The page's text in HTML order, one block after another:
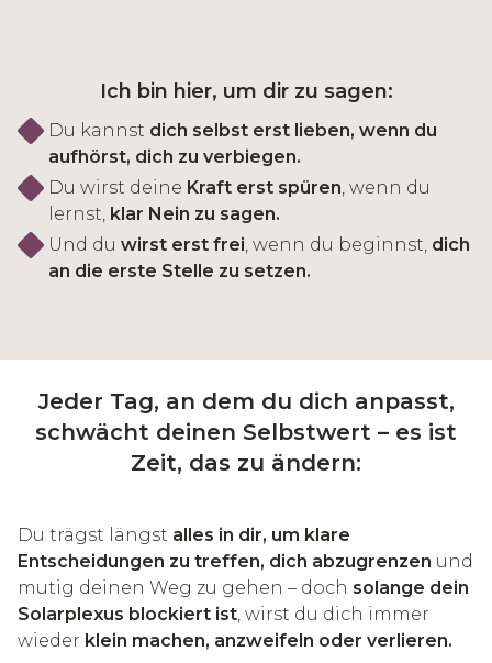
Ich bin hier, um dir zu sagen:
Du kannst dich selbst erst lieben, wenn du
aufhörst, dich zu verbiegen.
Du wirst deine Kraft erst spüren , wenn du
lernst, klar Nein zu sagen.
Und du wirst erst frei , wenn du beginnst, dich
an die erste Stelle zu setzen.
Jeder Tag, an dem du dich anpasst,
schwächt deinen Selbstwert – es ist
Zeit, das zu ändern:
Du trägst längst alles in dir, um klare
Entscheidungen zu treffen, dich abzugrenzen und
mutig deinen Weg zu gehen – doch solange dein
Solarplexus blockiert ist , wirst du dich immer
wieder klein machen, anzweifeln oder verlieren.